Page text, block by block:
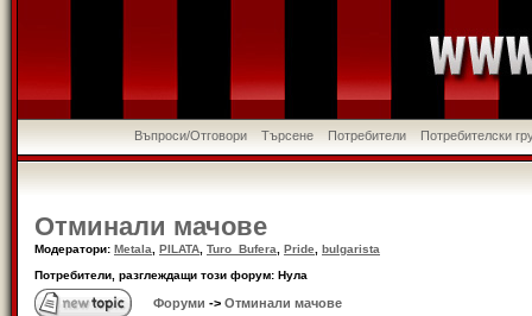
Въпроси/Отговори Търсене Потребители Потребителски
Отминали мачове
Модератори: Metala PILATA Turo_Bufera Pride
bulgarista
Потребители, разглеждащи този форум: Нула
Форуми -> Отминали мачове